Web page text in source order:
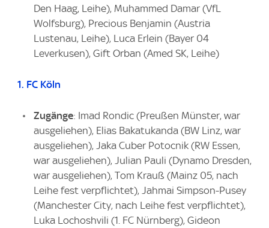
Den Haag, Leihe), Muhammed Damar (VfL
Wolfsburg), Precious Benjamin (Austria
Lustenau, Leihe), Luca Erlein (Bayer 04
Leverkusen), Gift Orban (Amed SK, Leihe)
1. FC Köln
Zugänge: Imad Rondic (Preußen Münster, war
ausgeliehen), Elias Bakatukanda (BW Linz, war
ausgeliehen), Jaka Cuber Potocnik (RW Essen,
war ausgeliehen), Julian Pauli (Dynamo Dresden,
war ausgeliehen), Tom Krauß (Mainz 05, nach
Leihe fest verpflichtet), Jahmai Simpson-Pusey
(Manchester City, nach Leihe fest verpflichtet),
Luka Lochoshvili (1. FC Nürnberg), Gideon